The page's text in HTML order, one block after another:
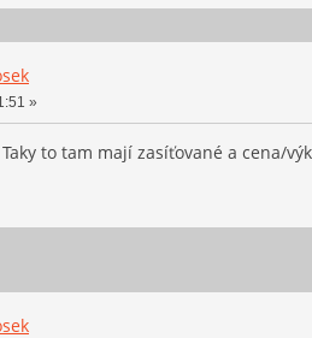
»
to tam mají zasíťované a cena/